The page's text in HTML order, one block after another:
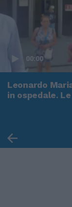
00:00
Leonardo
in ospedale.